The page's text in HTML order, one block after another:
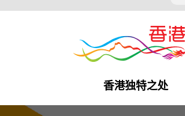
香港独特之处